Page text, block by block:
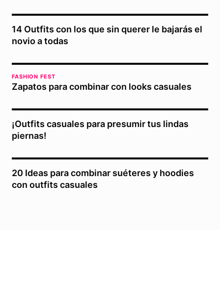
14 Outfits con los que sin querer le bajarás el
novio a todas
FASHION FEST
Zapatos para combinar con looks casuales
¡Outfits casuales para presumir tus lindas
piernas!
20 Ideas para combinar suéteres y hoodies
con outfits casuales